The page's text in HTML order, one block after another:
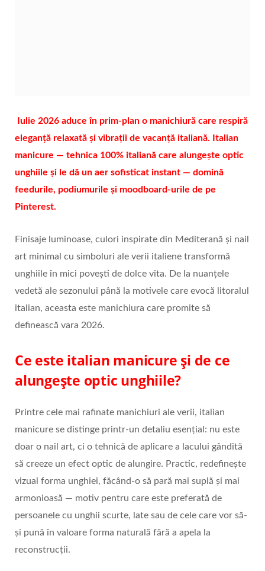
Iulie 2026 aduce în prim-plan o manichiură care respiră
eleganță relaxată și vibrații de vacanță italiană. Italian
manicure — tehnica 100% italiană care alungește optic
unghiile și le dă un aer sofisticat instant — domină
feedurile, podiumurile și moodboard‑urile de pe
Pinterest.
Finisaje luminoase, culori inspirate din Mediterană și nail
art minimal cu simboluri ale verii italiene transformă
unghiile în mici povești de dolce vita. De la nuanțele
vedetă ale sezonului până la motivele care evocă litoralul
italian, aceasta este manichiura care promite să
definească vara 2026.
Ce este italian manicure și de ce
alungește optic unghiile?
Printre cele mai rafinate manichiuri ale verii, italian
manicure se distinge printr-un detaliu esențial: nu este
doar o nail art, ci o tehnică de aplicare a lacului gândită
să creeze un efect optic de alungire. Practic, redefinește
vizual forma unghiei, făcând-o să pară mai suplă și mai
armonioasă — motiv pentru care este preferată de
persoanele cu unghii scurte, late sau de cele care vor să-
și pună în valoare forma naturală fără a apela la
reconstrucții.